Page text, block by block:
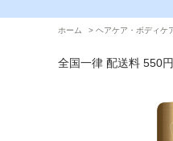
ホーム > ヘアケア・ボディケ
全国一律 配送料 550